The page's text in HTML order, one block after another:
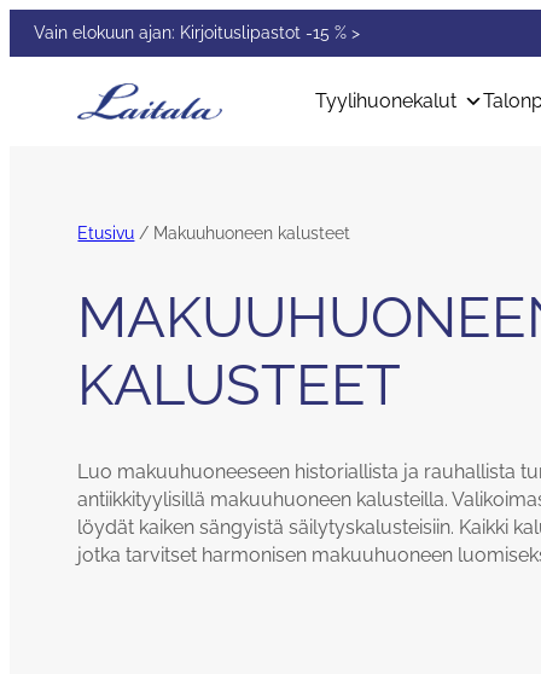
SiirryVain elokuun ajan: Kirjoituslipastot -15 % >
Tyylihuonekalut
Etusivu / Makuuhuoneen kalusteet
KALUSTEET
Luo makuuhuoneeseen historiallista ja rauhallista
antiikkityylisillä makuuhuoneen kalusteilla.
löydät kaiken sängyistä säilytyskalusteisiin. Kaikki
jotka tarvitset harmonisen makuuhuoneen